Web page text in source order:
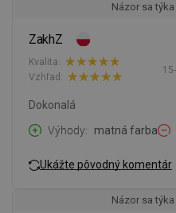
Názor sa
ZakhZ
Kvalita:
Vzhľad:
Dokonalá
Výhody
matná farba
Ukážte pôvodný komentár
Názor sa